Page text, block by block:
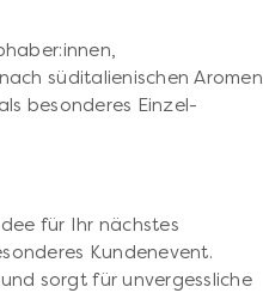
süditalienischen Aromen
besonderes Einzel-
für Ihr nächstes
Kundenevent.
sorgt für unvergessliche